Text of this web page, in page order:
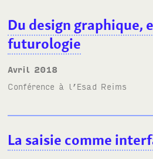
Du design graphique,
futurologie
avril 2018
Conférence à l’Esad Reims
La saisie comme